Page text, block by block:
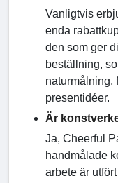
Vanligtvis
enda
den som ger
beställning,
naturmålning,
presentidéer.
Är
Ja, Cheerful
handmålade
arbete är